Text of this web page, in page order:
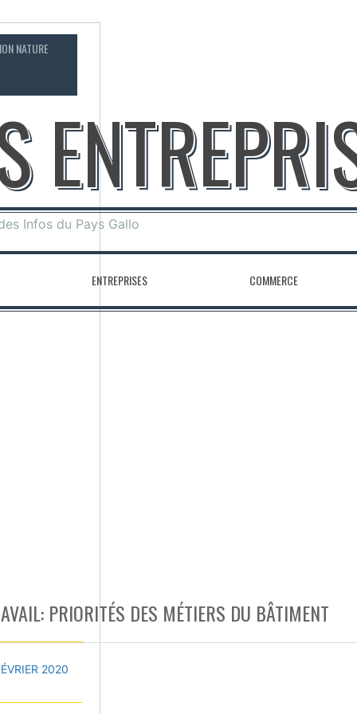
NATURE
Infos du Pays Gallo
ENTREPRISES COMMERCE
PRIORITÉS DES MÉTIERS DU BÂTIMENT
2020